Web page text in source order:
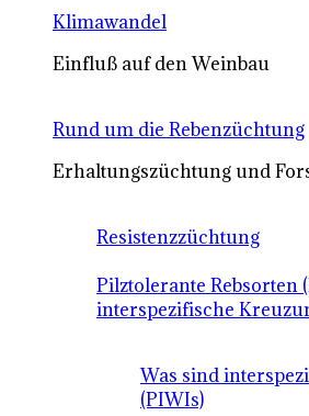
Klimawandel
Einfluß auf den Weinbau
Rund um die Rebenzüchtung
Erhaltungszüchtung und
Resistenzzüchtung
Pilztolerante Rebsorten
interspezifische
Was sind
(PIWIs)